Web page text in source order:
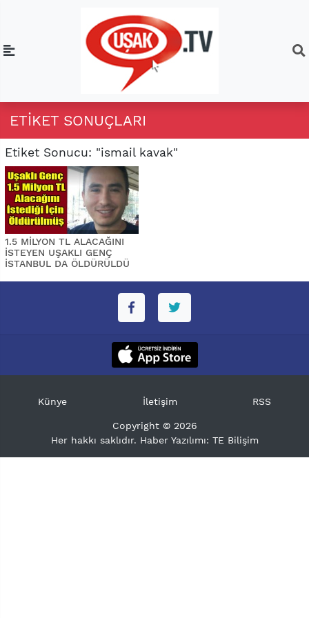
ETIKET SONUÇLARI
Etiket Sonucu: "ismail kavak"
1.5 MİLYON TL ALACAĞINI
İSTEYEN UŞAKLI GENÇ
İSTANBUL DA ÖLDÜRÜLDÜ
Künye İletişim RSS
Copyright © 2026
Her hakkı saklıdır. Haber Yazılımı: TE Bilişim